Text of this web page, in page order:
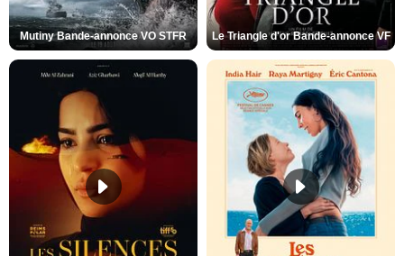
Mutiny Bande-annonce VO STFR Le Triangle d'or Bande-annonce VF